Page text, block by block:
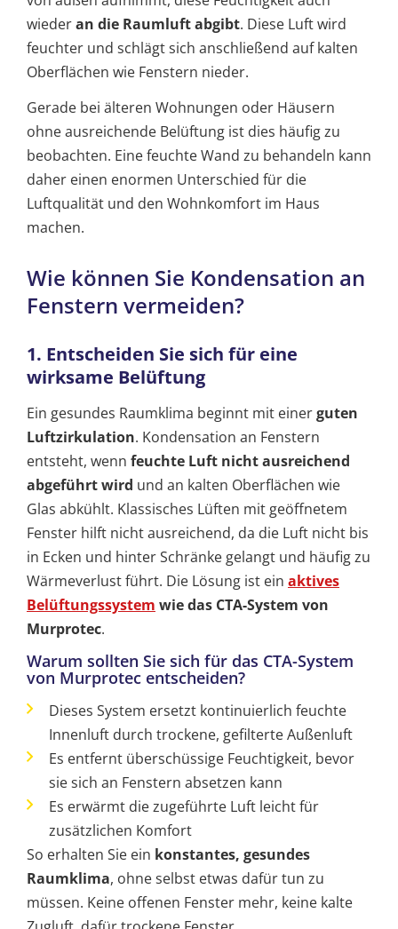
wiederan die Raumluft abgibt. Diese Luft wird
feuchter und schlägt sich anschließend auf kalten
Oberflächen wie Fenstern nieder.
Gerade bei älteren Wohnungen oder Häusern
ohne ausreichende Belüftung ist dies häufig zu
beobachten. Eine feuchte Wand zu behandeln kann
daher einen enormen Unterschied für die
Luftqualität und den Wohnkomfort im Haus
machen.
Wie können Sie Kondensation an
Fenstern vermeiden?
1. Entscheiden Sie sich für eine
wirksame Belüftung
Ein gesundes Raumklima beginnt mit einerguten
Luftzirkulation. Kondensation an Fenstern
entsteht, wenn feuchte Luft nicht ausreichend
abgeführt wird und an kalten Oberflächen wie
Glas abkühlt. Klassisches Lüften mit geöffnetem
Fenster hilft nicht ausreichend, da die Luft nicht bis
in Ecken und hinter Schränke gelangt und häufig zu
Wärmeverlust führt. Die Lösung ist ein aktives
Belüftungssystem wie das CTA-System von
Murprotec.
Warum sollten Sie sich für das CTA-System
von Murprotec entscheiden?
Dieses System ersetzt kontinuierlich feuchte
Innenluft durch trockene, gefilterte Außenluft
Es entfernt überschüssige Feuchtigkeit, bevor
sie sich an Fenstern absetzen kann
Es erwärmt die zugeführte Luft leicht für
zusätzlichen Komfort
So erhalten Sie ein konstantes, gesundes
Raumklima, ohne selbst etwas dafür tun zu
müssen. Keine offenen Fenster mehr, keine kalte